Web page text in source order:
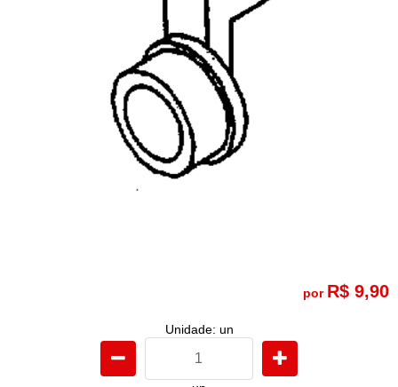
por R$ 9,90
Unidade: un